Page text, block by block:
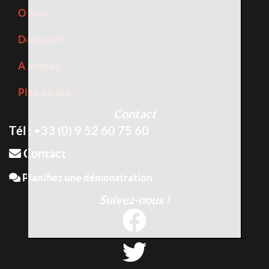
Offres
Découvrir
A propos
Plan du site
Contact
Tél : +33 (0) 9 52 60 75 60
Contact
Planifiez une démonstration
Suivez-nous !